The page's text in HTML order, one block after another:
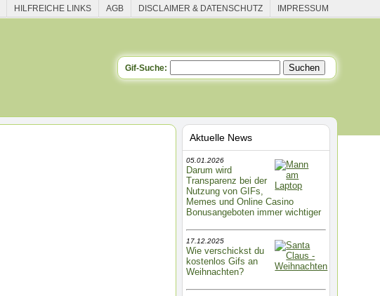
HILFREICHE LINKS AGB DISCLAIMER & DATENSCHUTZ IMPRESSUM
Gif-Suche:
Aktuelle News
05.01.2026
Darum wird
Transparenz bei der
Nutzung von GIFs,
Memes und Online Casino
Bonusangeboten immer wichtiger
17.12.2025
Wie verschickst du
kostenlos Gifs an
Weihnachten?